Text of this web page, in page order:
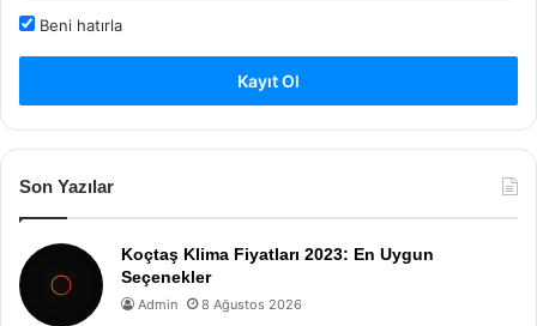
Beni hatırla
Kayıt Ol
Son Yazılar
Koçtaş Klima Fiyatları 2023: En Uygun
Seçenekler
Admin 8 Ağustos 2026